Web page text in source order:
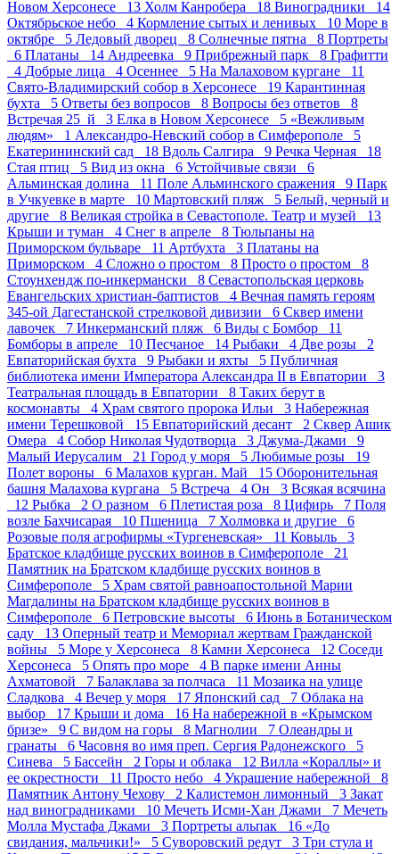
Новом Херсонесе 13 Холм Канробера 18 Виноградники 14
Октябрьское небо 4 Кормление сытых и ленивых 10 Море в
октябре 5 Ледовый дворец 8 Солнечные пятна 8 Портреты
6 Платаны 14 Андреевка 9 Прибрежный парк 8 Графитти
4 Добрые лица 4 Осеннее 5 На Малаховом кургане 11
Свято-Владимирский собор в Херсонесе 19 Карантинная
бухта 5 Ответы без вопросов 8 Вопросы без ответов 8
Встречая 25_й 3 Елка в Новом Херсонесе 5 «Вежливым
людям» 1 Александро-Невский собор в Симферополе 5
Екатерининский сад 18 Вдоль Салгира 9 Речка Черная 18
Стая птиц 5 Вид из окна 6 Устойчивые связи 6
Альминская долина 11 Поле Альминского сражения 9 Парк
в Учкуевке в марте 10 Мартовский пляж 5 Белый, черный и
другие 8 Великая стройка в Севастополе. Театр и музей 13
Крыши и туман 4 Снег в апреле 8 Тюльпаны на
Приморском бульваре 11 Артбухта 3 Платаны на
Приморском 4 Сложно о простом 8 Просто о простом 8
Стоунхендж по-инкермански 8 Севастопольская церковь
Евангельских христиан-баптистов 4 Вечная память героям
345-ой Дагестанской стрелковой дивизии 6 Сквер имени
лавочек 7 Инкерманский пляж 6 Виды с Бомбор 11
Бомборы в апреле 10 Песчаное 14 Рыбаки 4 Две розы 2
Евпаторийская бухта 9 Рыбаки и яхты 5 Публичная
библиотека имени Императора Александра II в Евпатории 3
Театральная площадь в Евпатории 8 Таких берут в
космонавты 4 Храм святого пророка Ильи 3 Набережная
имени Терешковой 15 Евпаторийский десант 2 Сквер Ашик
Омера 4 Собор Николая Чудотворца 3 Джума-Джами 9
Малый Иерусалим 21 Город у моря 5 Любимые розы 19
Полет вороны 6 Малахов курган. Май 15 Оборонительная
башня Малахова кургана 5 Встреча 4 Он 3 Всякая всячина
12 Рыбка 2 О разном 6 Плетистая роза 8 Цифирь 7 Поля
возле Бахчисарая 10 Пшеница 7 Холмовка и другие 6
Розовые поля агрофирмы «Тургеневская» 11 Ковыль 3
Братское кладбище русских воинов в Симферополе 21
Памятник на Братском кладбище русских воинов в
Симферополе 5 Храм святой равноапостольной Марии
Магдалины на Братском кладбище русских воинов в
Симферополе 6 Петровские высоты 6 Июнь в Ботаническом
саду 13 Оперный театр и Мемориал жертвам Гражданской
войны 5 Море у Херсонеса 8 Камни Херсонеса 12 Соседи
Херсонеса 5 Опять про море 4 В парке имени Анны
Ахматовой 7 Балаклава за полчаса 11 Мозаика на улице
Сладкова 4 Вечер у моря 17 Японский сад 7 Облака на
выбор 17 Крыши и дома 16 На набережной в «Крымском
бризе» 9 С видом на горы 8 Магнолии 7 Олеандры и
гранаты 6 Часовня во имя преп. Сергия Радонежского 5
Синева 5 Бассейн 2 Горы и облака 12 Вилла «Кораллы» и
ее окрестности 11 Просто небо 4 Украшение набережной 8
Памятник Антону Чехову 2 Калистемон лимонный 3 Закат
над виноградниками 10 Мечеть Исми-Хан Джами 7 Мечеть
Молла Мустафа Джами 3 Портреты альпак 16 «До
свидания, мальчики!» 5 Суворовский редут 3 Три стула и